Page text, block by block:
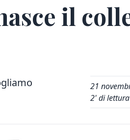
il
21
2' di lettura